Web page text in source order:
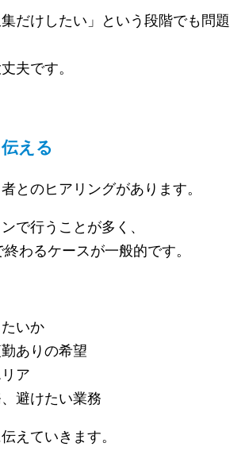
集だけしたい」という段階でも問題
夫です。
える
とのヒアリングがあります。
で行うことが多く、
わるケースが一般的です。
いか
ありの希望
ア
避けたい業務
えていきます。